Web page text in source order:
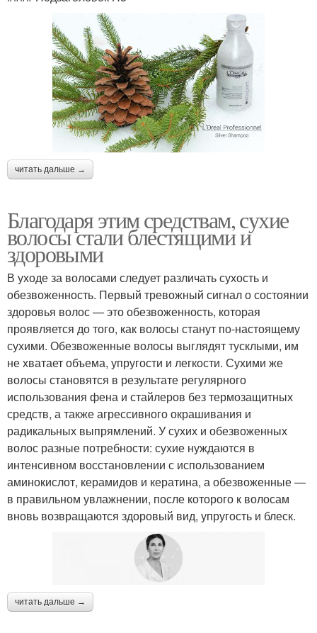
читать дальше →
Благодаря этим средствам, сухие
волосы стали блестящими и
здоровыми
В уходе за волосами следует различать сухость и
обезвоженность. Первый тревожный сигнал о состоянии
здоровья волос — это обезвоженность, которая
проявляется до того, как волосы станут по-настоящему
сухими. Обезвоженные волосы выглядят тусклыми, им
не хватает объема, упругости и легкости. Сухими же
волосы становятся в результате регулярного
использования фена и стайлеров без термозащитных
средств, а также агрессивного окрашивания и
радикальных выпрямлений. У сухих и обезвоженных
волос разные потребности: сухие нуждаются в
интенсивном восстановлении с использованием
аминокислот, керамидов и кератина, а обезвоженные —
в правильном увлажнении, после которого к волосам
вновь возвращаются здоровый вид, упругость и блеск.
читать дальше →